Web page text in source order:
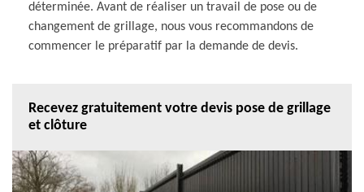
déterminée. Avant de réaliser un travail de pose ou de
changement de grillage, nous vous recommandons de
commencer le préparatif par la demande de devis.
Recevez gratuitement votre devis pose de grillage
et clôture